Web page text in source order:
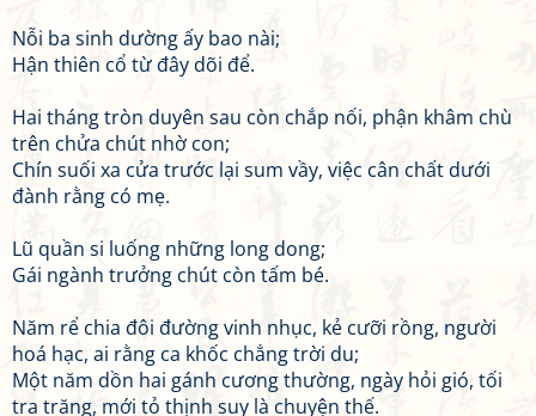
Nỗi ba sinh dường ấy bao nài;
Hận thiên cổ từ đây dõi để.
Hai tháng tròn duyên sau còn chắp nối, phận khâm chù
trên chửa chút nhờ con;
Chín suối xa cửa trước lại sum vầy, việc cân chất dưới
đành rằng có mẹ.
Lũ quần si luống những long dong;
Gái ngành trưởng chút còn tấm bé.
Năm rể chia đôi đường vinh nhục, kẻ cưỡi rồng, người
hoá hạc, ai rằng ca khốc chẳng trời du;
Một năm dồn hai gánh cương thường, ngày hỏi gió, tối
tra trăng, mới tỏ thịnh suy là chuyện thế.